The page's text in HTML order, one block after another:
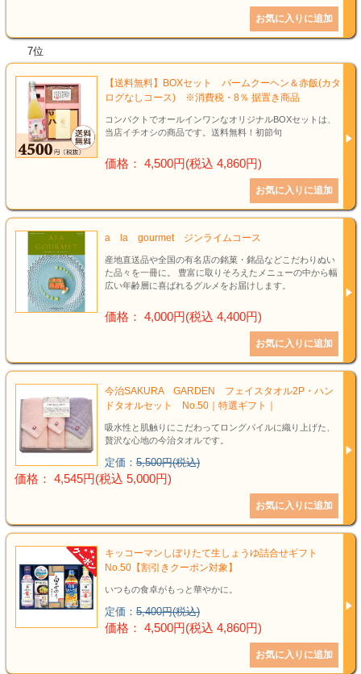
7位
【送料無料】BOXセット バームクーヘン＆赤飯(カタ
ログなしコース) ※消費税・8％ 据置き商品
コンパクトでオールインワンなオリジナルBOXセットは、
当店イチオシの商品です。送料無料！初節句
価格： 4,500円(税込 4,860円)
a la gourmet ジンライムコース
産地直送品や全国の有名店の銘菓・銘品などこだわりぬい
た品々を一冊に。 豊富に取りそろえたメニューの中から幅
広い年齢層に喜ばれるグルメをお届けします。
価格： 4,000円(税込 4,400円)
今治SAKURA GARDEN フェイスタオル2P・ハン
ドタオルセット No.50｜特選ギフト｜
吸水性と肌触りにこだわってロングパイルに織り上げた、
贅沢な心地の今治タオルです。
定価： 5,500円(税込)
価格： 4,545円(税込 5,000円)
キッコーマンしぼりたて生しょうゆ詰合せギフト
No.50【割引きクーポン対象】
いつもの食卓がもっと華やかに。
定価： 5,400円(税込)
価格： 4,500円(税込 4,860円)